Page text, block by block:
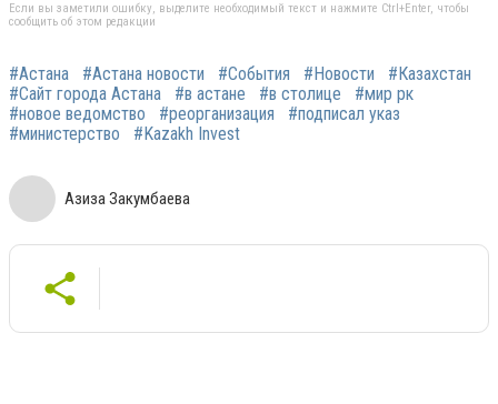
Если вы заметили ошибку, выделите необходимый текст и нажмите Ctrl+Enter, чтобы
сообщить об этом редакции
#Астана #Астана новости #События #Новости
#Казахстан
#Сайт города Астана
#в астане #в столице
#мир рк
#новое ведомство
#реорганизация
#подписал указ
#министерство
#Kazakh Invest
Азиза Закумбаева